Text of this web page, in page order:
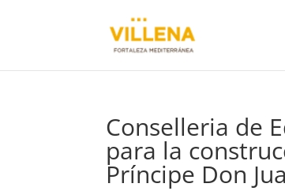
Conselleria de
para la
Príncipe Don